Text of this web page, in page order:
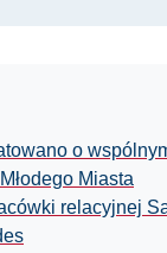
o
Miasta
relacyjnej